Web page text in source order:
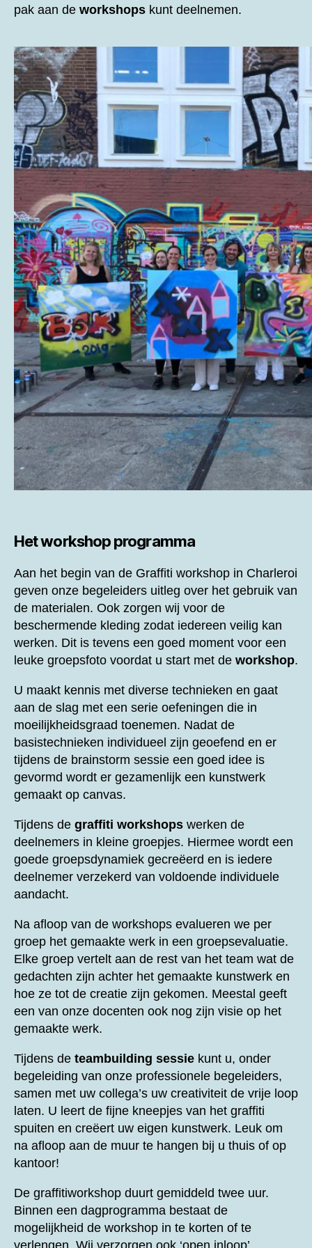
pak aan de workshops kunt deelnemen.
Het workshop programma
Aan het begin van de Graffiti workshop in Charleroi
geven onze begeleiders uitleg over het gebruik van
de materialen. Ook zorgen wij voor de
beschermende kleding zodat iedereen veilig kan
werken. Dit is tevens een goed moment voor een
leuke groepsfoto voordat u start met de workshop.
U maakt kennis met diverse technieken en gaat
aan de slag met een serie oefeningen die in
moeilijkheidsgraad toenemen. Nadat de
basistechnieken individueel zijn geoefend en er
tijdens de brainstorm sessie een goed idee is
gevormd wordt er gezamenlijk een kunstwerk
gemaakt op canvas.
Tijdens de graffiti workshops werken de
deelnemers in kleine groepjes. Hiermee wordt een
goede groepsdynamiek gecreëerd en is iedere
deelnemer verzekerd van voldoende individuele
aandacht.
Na afloop van de workshops evalueren we per
groep het gemaakte werk in een groepsevaluatie.
Elke groep vertelt aan de rest van het team wat de
gedachten zijn achter het gemaakte kunstwerk en
hoe ze tot de creatie zijn gekomen. Meestal geeft
een van onze docenten ook nog zijn visie op het
gemaakte werk.
Tijdens de teambuilding sessie kunt u, onder
begeleiding van onze professionele begeleiders,
samen met uw collega’s uw creativiteit de vrije loop
laten. U leert de fijne kneepjes van het graffiti
spuiten en creëert uw eigen kunstwerk. Leuk om
na afloop aan de muur te hangen bij u thuis of op
kantoor!
De graffitiworkshop duurt gemiddeld twee uur.
Binnen een dagprogramma bestaat de
mogelijkheid de workshop in te korten of te